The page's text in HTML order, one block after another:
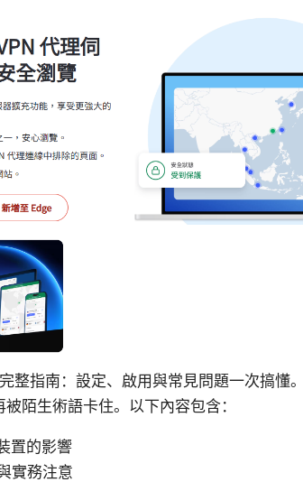
整指南：設定、啟用與常見問題一次搞懂
陌生術語卡住。以下內容包含：
置的影響
實務注意